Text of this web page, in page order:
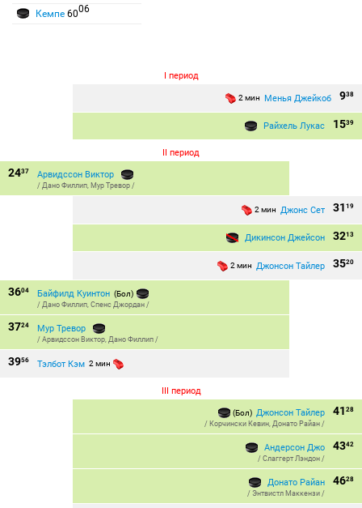
Кемпе 6006
I период
938
2 мин Менья Джейкоб
1539
Райхель Лукас
II период
2437 Арвидссон Виктор
/ Дано Филлип, Мур Тревор /
31 19
2 мин Джонс Сет
3213
Дикинсон Джейсон
3520
2 мин Джонсон Тайлер
3604 Байфилд Куинтон (Бол)
/ Дано Филлип, Спенс Джордан /
3724 Мур Тревор
/ Арвидссон Виктор, Дано Филлип /
3956 Тэлбот Кэм 2 мин
III период
41 28
(Бол) Джонсон Тайлер
/ Корчински Кевин, Донато Райан /
4342
Андерсон Джо
/ Слаггерт Лэндон /
4628
Донато Райан
/ Энтвистл Маккензи /